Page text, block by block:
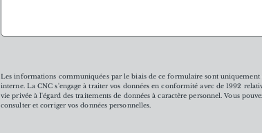
Les informations communiquées par le biais de ce formulaire sont uniquement
interne. La CNC s'engage à traiter vos données en conformité avec de 1992
vie privée à l'égard des traitements de données à caractère personnel. Vous
consulter et corriger vos données personnelles.